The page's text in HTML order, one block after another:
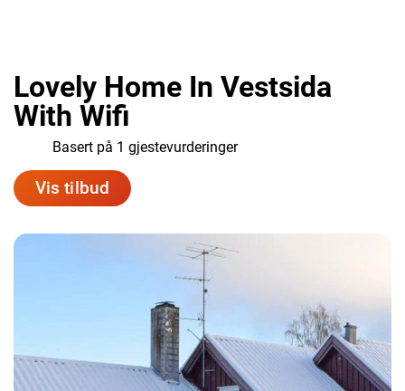
Lovely Home In Vestsida
With Wifi
Basert på 1 gjestevurderinger
Vis tilbud